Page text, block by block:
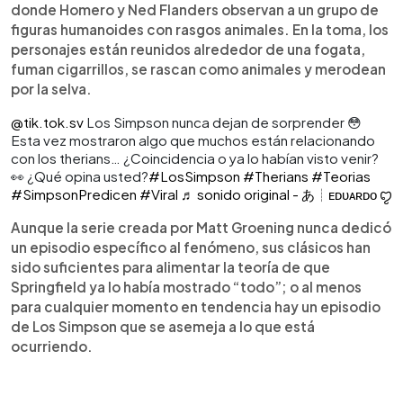
donde Homero y Ned Flanders observan a un grupo de
figuras humanoides con rasgos animales. En la toma, los
personajes están reunidos alrededor de una fogata,
fuman cigarrillos, se rascan como animales y merodean
por la selva.
@tik.tok.sv Los Simpson nunca dejan de sorprender 😳
Esta vez mostraron algo que muchos están relacionando
con los therians… ¿Coincidencia o ya lo habían visto venir?
👀 ¿Qué opina usted?#LosSimpson #Therians #Teorias
#SimpsonPredicen #Viral ♬ sonido original - あ┊ᴇᴅᴜᴀʀᴅᴏ ꨄ︎
Aunque la serie creada por Matt Groening nunca dedicó
un episodio específico al fenómeno, sus clásicos han
sido suficientes para alimentar la teoría de que
Springfield ya lo había mostrado “todo”; o al menos
para cualquier momento en tendencia hay un episodio
de Los Simpson que se asemeja a lo que está
ocurriendo.